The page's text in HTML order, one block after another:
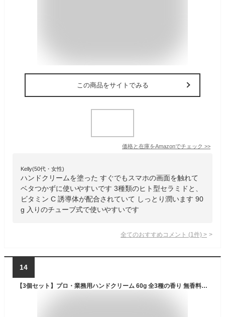
この商品をサイトでみる
価格と在庫をAmazonでチェック >>
Kelly(50代・女性)
ハンドクリームを塗った すぐでもスマホの画面を触れて
ベタつかずに使いやすいです 3種類のヒト型セラミドと、
ビタミン C 誘導体が配合されていて しっとり潤います 90
g 入りのチューブ式で使いやすいです
全てのおすすめコメント (1 件) >
14
【3個セット】プロ・業務用ハンドクリーム 60g 全3種の香り 無香料 ゆず のばら 香り しっとり べたつかない 塗って作業 保湿 乾燥 手荒れ ケア ヤーマン ポスト投函 送料無料 平野レミ